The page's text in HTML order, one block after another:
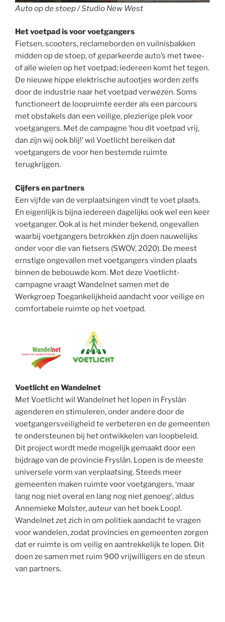
Auto op de stoep / Studio New West
Het voetpad is voor voetgangers
Fietsen, scooters, reclameborden en vuilnisbakken
midden op de stoep, of geparkeerde auto’s met twee-
of alle wielen op het voetpad; iedereen komt het tegen.
De nieuwe hippe elektrische autootjes worden zelfs
door de industrie naar het voetpad verwezen. Soms
functioneert de loopruimte eerder als een parcours
met obstakels dan een veilige, plezierige plek voor
voetgangers. Met de campagne ‘hou dit voetpad vrij,
dan zijn wij ook blij!’ wil Voetlicht bereiken dat
voetgangers de voor hen bestemde ruimte
terugkrijgen.
Cijfers en partners
Een vijfde van de verplaatsingen vindt te voet plaats.
En eigenlijk is bijna iedereen dagelijks ook wel een keer
voetganger. Ook al is het minder bekend, ongevallen
waarbij voetgangers betrokken zijn doen nauwelijks
onder voor die van fietsers (SWOV, 2020). De meest
ernstige ongevallen met voetgangers vinden plaats
binnen de bebouwde kom. Met deze Voetlicht-
campagne vraagt Wandelnet samen met de
Werkgroep Toegankelijkheid aandacht voor veilige en
comfortabele ruimte op het voetpad.
Voetlicht en Wandelnet
Met Voetlicht wil Wandelnet het lopen in Fryslân
agenderen en stimuleren, onder andere door de
voetgangersveiligheid te verbeteren en de gemeenten
te ondersteunen bij het ontwikkelen van loopbeleid.
Dit project wordt mede mogelijk gemaakt door een
bijdrage van de provincie Fryslân. Lopen is de meeste
universele vorm van verplaatsing. Steeds meer
gemeenten maken ruimte voor voetgangers, ‘maar
lang nog niet overal en lang nog niet genoeg’, aldus
Annemieke Molster, auteur van het boek Loop!.
Wandelnet zet zich in om politiek aandacht te vragen
voor wandelen, zodat provincies en gemeenten zorgen
dat er ruimte is om veilig en aantrekkelijk te lopen. Dit
doen ze samen met ruim 900 vrijwilligers en de steun
van partners.